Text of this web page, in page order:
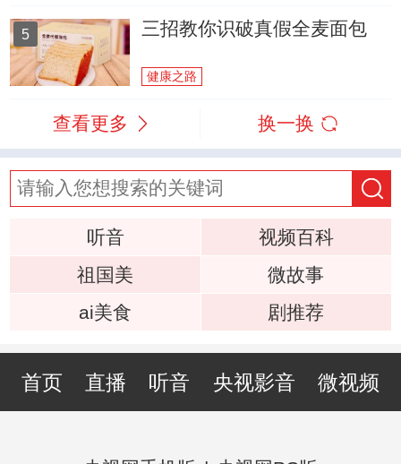
5 三招教你识破真假全麦面包
健康之路
查看更多 换一换
听音
视频百科
祖国美
微故事
ai美食
剧推荐
首页 直播 听音 央视影音 微视频